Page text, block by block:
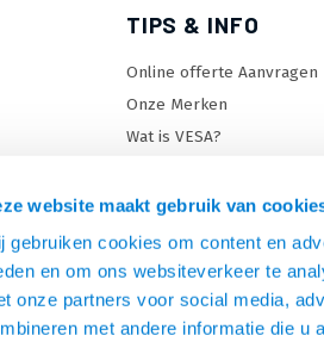
website maakt gebruik van
gebruiken cookies om content en
en om ons websiteverkeer te
onze partners voor social media,
met andere informatie die u
TIPS & INFO
Online offerte Aanvragen
Onze Merken
Wat is VESA?
TV standaard keuzehulp
TV lift keuzehulp
Monitorarm keuzehulp
SiteMap